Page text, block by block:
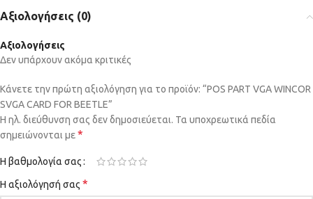
Αξιολογήσεις (0)
Αξιολογήσεις
Δεν υπάρχουν ακόμα κριτικές
Κάνετε την πρώτη αξιολόγηση για το προϊόν: “POS PART VGA WINCOR
SVGA CARD FOR BEETLE”
Η ηλ. διεύθυνση σας δεν δημοσιεύεται. Τα υποχρεωτικά πεδία
σημειώνονται με*
Η βαθμολογία σας
Η αξιολόγησή σας *